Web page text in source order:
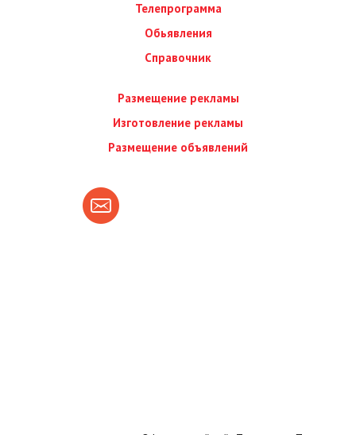
Телепрограмма
Обьявления
Справочник
Размещение рекламы
Изготовление рекламы
Размещение объявлений